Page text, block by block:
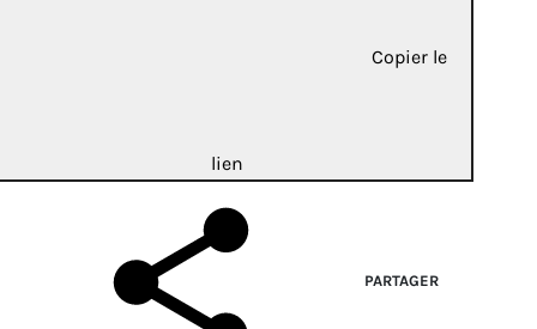
Copier le
lien
PARTAGER